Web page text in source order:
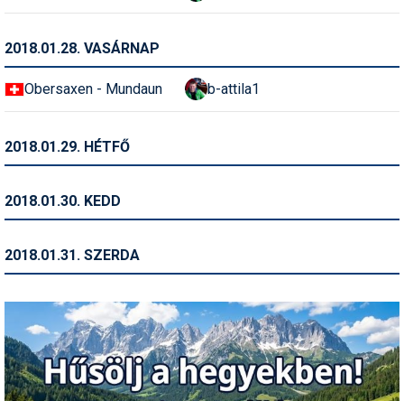
2018.01.28. VASÁRNAP
Obersaxen - Mundaun b-attila1
2018.01.29. HÉTFŐ
2018.01.30. KEDD
2018.01.31. SZERDA